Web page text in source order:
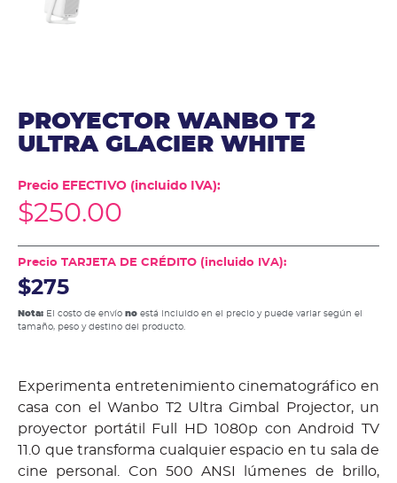
PROYECTOR WANBO T2
ULTRA GLACIER WHITE
Precio EFECTIVO (incluido IVA):
$250.00
Precio TARJETA DE CRÉDITO (incluido IVA):
$275
Nota: El costo de envío no está incluido en el precio y puede variar según el
tamaño, peso y destino del producto.
Experimenta entretenimiento cinematográfico en
casa con el Wanbo T2 Ultra Gimbal Projector, un
proyector portátil Full HD 1080p con Android TV
11.0 que transforma cualquier espacio en tu sala de
cine personal. Con 500 ANSI lúmenes de brillo,